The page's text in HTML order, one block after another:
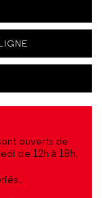
ouverts de
de 12h à 18h.